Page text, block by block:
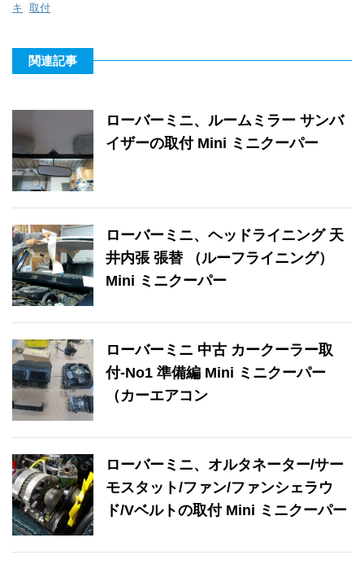
キ 取付
関連記事
ローバーミニ、ルームミラー サンバ
イザーの取付 Mini ミニクーパー
ローバーミニ、ヘッドライニング 天
井内張 張替 （ルーフライニング）
Mini ミニクーパー
ローバーミニ 中古 カークーラー取
付-No1 準備編 Mini ミニクーパー
（カーエアコン
ローバーミニ、オルタネーター/サー
モスタット/ファン/ファンシェラウ
ド/Vベルトの取付 Mini ミニクーパー